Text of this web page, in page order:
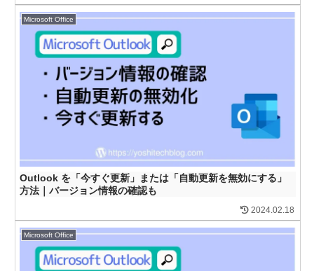
Microsoft Office
Outlook を「今すぐ更新」または「自動更新を無効にする」
方法｜バージョン情報の確認も
2024.02.18
Microsoft Office